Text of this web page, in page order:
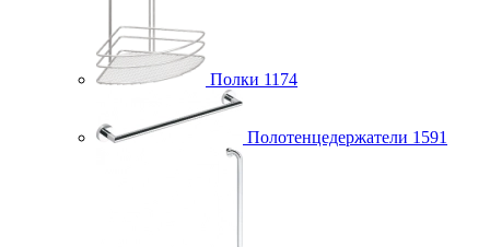
Полки 1174
Полотенцедержатели 1591